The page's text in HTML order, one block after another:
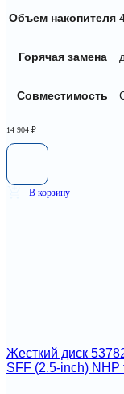
Объем накопителя
Горячая замена
Совместимость
14 904 ₽
В корзину
Жесткий диск
SFF (2.5-inch)